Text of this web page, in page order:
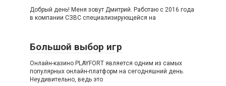
Добрый день! Меня зовут Дмитрий. Работаю с 2016 года
в компании СЗВС специализирующейся на
Большой выбор игр
Онлайн-казино PLAYFORT является одним из самых
популярных онлайн-платформ на сегодняшний день.
Неудивительно, ведь это